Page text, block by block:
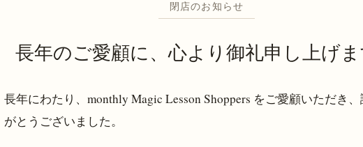
閉店のお知らせ
長年のご愛顧に、心より御礼申し上げ
長年にわたり、monthly Magic Lesson Shoppers をご愛顧いただき
がとうございました。